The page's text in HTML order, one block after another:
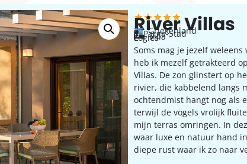
River Villas
Griekenland
Parga-Stad
Villa
Logies
Soms mag je jezelf
heb ik mezelf getrakteerd
Villas. De zon glinstert op
rivier, die kabbelend langs
ochtendmist hangt nog als
terwijl de vogels vrolijk
mijn terras omringen. In
waar luxe en natuur hand
diepe rust waar ik zo naar